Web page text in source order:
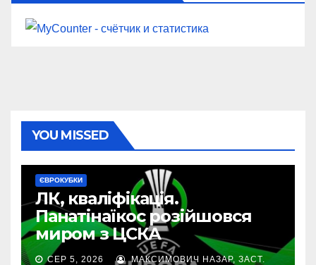
YOU MISSED
ЄВРОКУБКИ
ЛК, кваліфікація.
Панатінаїкос розійшовся
миром з ЦСКА
СЕР 5, 2026 МАКСИМОВИЧ НАЗАР, ЗАСТ.